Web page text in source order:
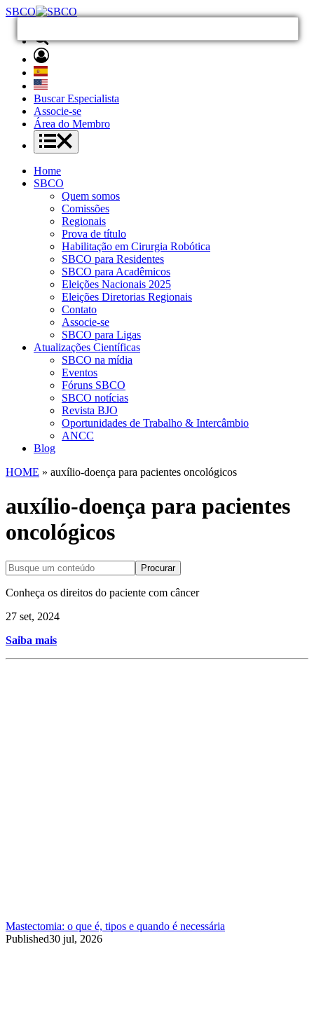
SBCO
Buscar Especialista
Associe-se
Área do Membro
Home
SBCO
Quem somos
Comissões
Regionais
Prova de título
Habilitação em Cirurgia Robótica
SBCO para Residentes
SBCO para Acadêmicos
Eleições Nacionais 2025
Eleições Diretorias Regionais
Contato
Associe-se
SBCO para Ligas
Atualizações Científicas
SBCO na mídia
Eventos
Fóruns SBCO
SBCO notícias
Revista BJO
Oportunidades de Trabalho & Intercâmbio
ANCC
Blog
HOME » auxílio-doença para pacientes oncológicos
auxílio-doença para pacientes
oncológicos
Procurar
Conheça os direitos do paciente com câncer
27 set, 2024
Saiba mais
Mastectomia: o que é, tipos e quando é necessária
Published30 jul, 2026